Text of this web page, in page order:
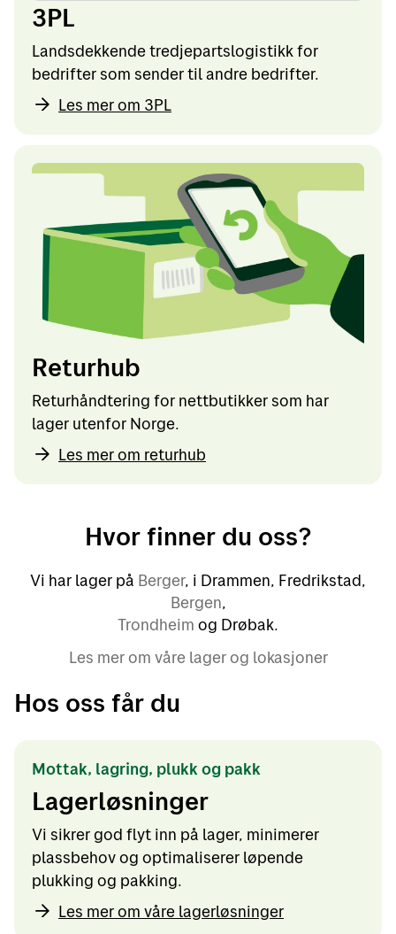
3PL
Landsdekkende tredjepartslogistikk for
bedrifter som sender til andre bedrifter.
Les mer om 3PL
Returhub
Returhåndtering for nettbutikker som har
lager utenfor Norge.
Les mer om returhub
Hvor finner du oss?
Vi har lager på Berger, i Drammen, Fredrikstad,
Bergen,
Trondheim og Drøbak.
Les mer om våre lager og lokasjoner
Hos oss får du
Mottak, lagring, plukk og pakk
Lagerløsninger
Vi sikrer god flyt inn på lager, minimerer
plassbehov og optimaliserer løpende
plukking og pakking.
Les mer om våre lagerløsninger